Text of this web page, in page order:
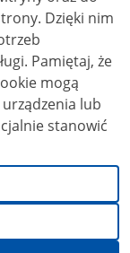
nim
że
mogą
lub
stanowić